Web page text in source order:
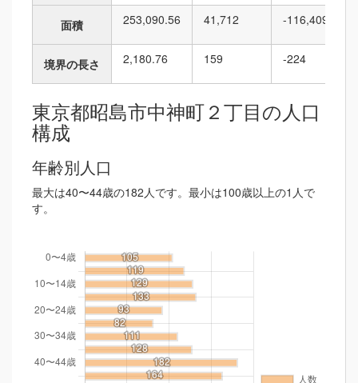
面積 253,090.56 41,712 -116,409
境界の長さ 2,180.76 159 -224
東京都昭島市中神町２丁目の人口
構成
年齢別人口
最大は40〜44歳の182人です。最小は100歳以上の1人で
す。